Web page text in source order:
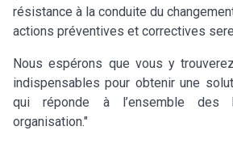
résistance à la conduite du
actions préventives et correctives
Nous espérons que vous y
indispensables pour obtenir une
qui réponde à l’ensemble des
organisation."